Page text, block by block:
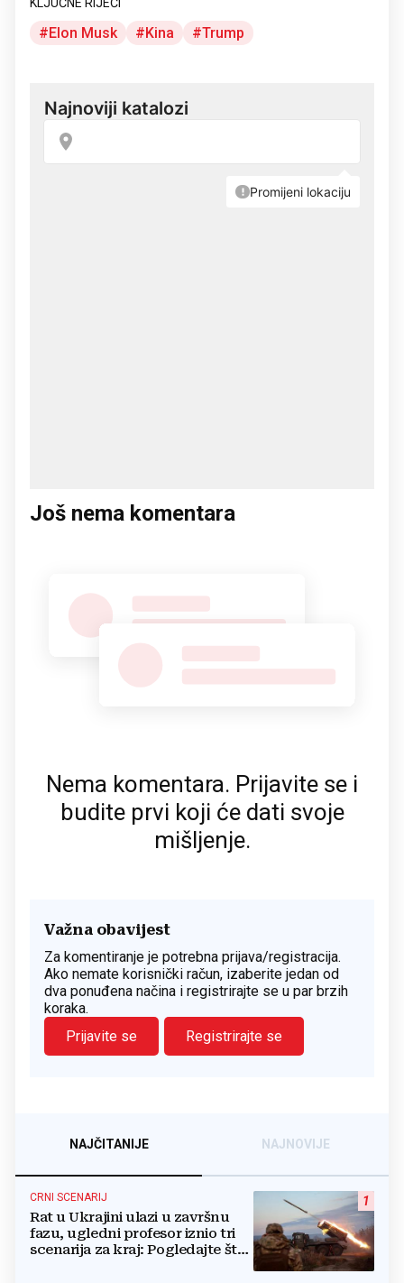
Elon Musk Kina Trump
Još nema komentara
Nema komentara. Prijavite se i
budite prvi koji će dati svoje
mišljenje.
Važna obavijest
Za komentiranje je potrebna prijava/registracija.
Ako nemate korisnički račun, izaberite jedan od
dva ponuđena načina i registrirajte se u par brzih
koraka.
Prijavite se
Registrirajte se
NAJČITANIJE NAJNOVIJE
1
CRNI SCENARIJ
Rat u Ukrajini ulazi u završnu
fazu, ugledni profesor iznio tri
scenarija za kraj: Pogledajte što